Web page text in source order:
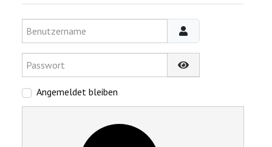
Benutzername
Passwort
Passwort anzeigen
Angemeldet bleiben